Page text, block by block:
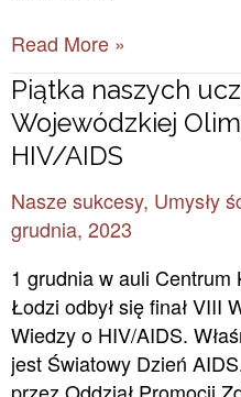
Read More »
Piątka naszych
Wojewódzkiej
HIV/AIDS
Nasze sukcesy, Umysły
grudnia, 2023
1 grudnia w auli
Łodzi odbył się finał VIII
Wiedzy o HIV/AIDS.
jest Światowy Dzień
Piątka
naszych
uczniów
w
Finale
VIII
Olimpiady
Wiedzy
o
HIV/AIDS